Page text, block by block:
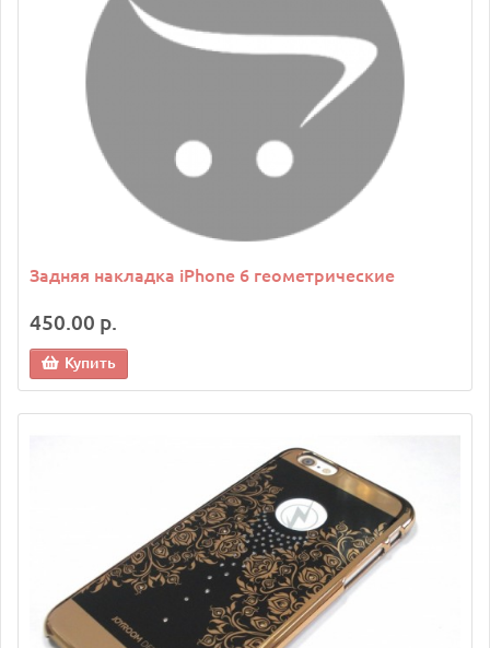
Задняя накладка iPhone 6 геометрические
450.00 р.
Купить